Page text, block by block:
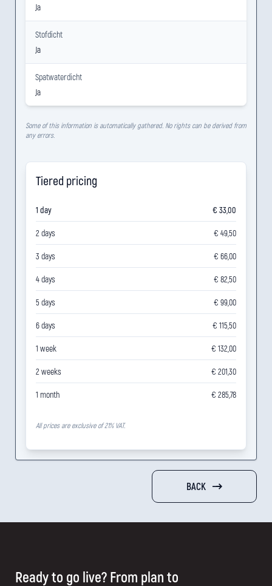
Ja
Stofdicht
Ja
Spatwaterdicht
Ja
Some of this information is automatically gathered. No rights can be derived from
any errors.
Tiered pricing
1 day € 33,00
2 days € 49,50
3 days € 66,00
4 days € 82,50
5 days € 99,00
6 days € 115,50
1 week € 132,00
2 weeks € 201,30
1 month € 285,78
All prices are exclusive of 21% VAT.
BACK
Ready to go live? From plan to